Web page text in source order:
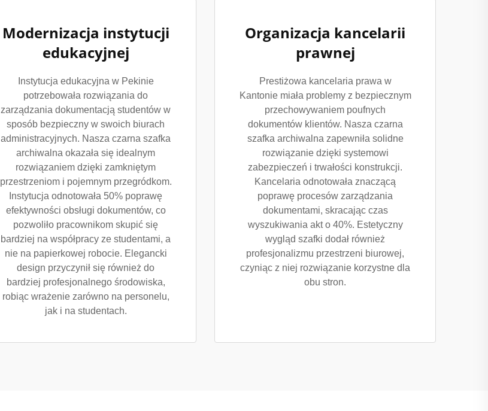
Modernizacja instytucji
edukacyjnej
Instytucja edukacyjna w Pekinie
potrzebowała rozwiązania do
zarządzania dokumentacją studentów w
sposób bezpieczny w swoich biurach
administracyjnych. Nasza czarna szafka
archiwalna okazała się idealnym
rozwiązaniem dzięki zamkniętym
przestrzeniom i pojemnym przegródkom.
Instytucja odnotowała 50% poprawę
efektywności obsługi dokumentów, co
pozwoliło pracownikom skupić się
bardziej na współpracy ze studentami, a
nie na papierkowej robocie. Elegancki
design przyczynił się również do
bardziej profesjonalnego środowiska,
robiąc wrażenie zarówno na personelu,
jak i na studentach.
Organizacja kancelarii
prawnej
Prestiżowa kancelaria prawa w
Kantonie miała problemy z bezpiecznym
przechowywaniem poufnych
dokumentów klientów. Nasza czarna
szafka archiwalna zapewniła solidne
rozwiązanie dzięki systemowi
zabezpieczeń i trwałości konstrukcji.
Kancelaria odnotowała znaczącą
poprawę procesów zarządzania
dokumentami, skracając czas
wyszukiwania akt o 40%. Estetyczny
wygląd szafki dodał również
profesjonalizmu przestrzeni biurowej,
czyniąc z niej rozwiązanie korzystne dla
obu stron.